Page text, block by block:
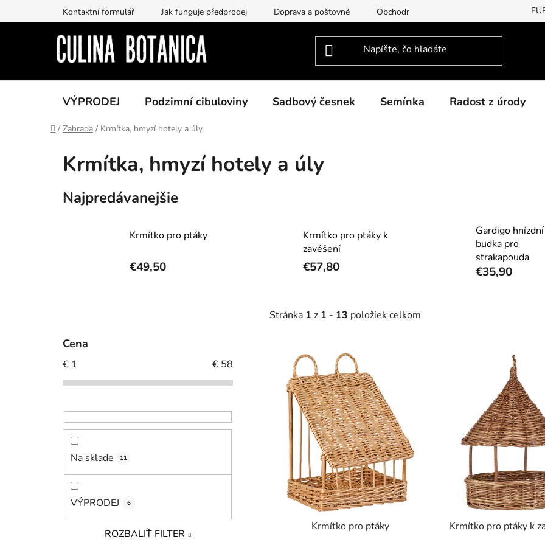
na
Kontaktní formulář Jak funguje předprodej Doprava a poštovné Obchodní podmínky Podmínky
VÝPRODEJ Podzimní cibuloviny Sadbový česnek Semínka Radost z úrody
Domov
/ Zahrada / Krmítka, hmyzí hotely a úly
Krmítka, hmyzí hotely a úly
Najpredávanejšie
Krmítko pro ptáky
€49,50
Krmítko pro ptáky k
zavěšení
€57,80
Gardigo hnízdní
budka pro
strakapouda
€35,90
Cena
€ 1 € 58
Na sklade 11
VÝPRODEJ 6
ROZBALIŤ FILTER
Stránka 1 z 1 - 13 položiek celkom
Krmítko pro ptáky Krmítko pro ptáky k